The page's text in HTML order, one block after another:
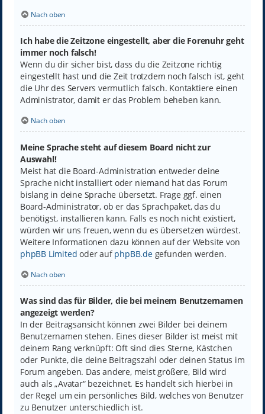
Nach oben
Ich habe die Zeitzone eingestellt, aber die Forenuhr geht
immer noch falsch!
Wenn du dir sicher bist, dass du die Zeitzone richtig
eingestellt hast und die Zeit trotzdem noch falsch ist, geht
die Uhr des Servers vermutlich falsch. Kontaktiere einen
Administrator, damit er das Problem beheben kann.
Nach oben
Meine Sprache steht auf diesem Board nicht zur
Auswahl!
Meist hat die Board-Administration entweder deine
Sprache nicht installiert oder niemand hat das Forum
bislang in deine Sprache übersetzt. Frage ggf. einen
Board-Administrator, ob er das Sprachpaket, das du
benötigst, installieren kann. Falls es noch nicht existiert,
würden wir uns freuen, wenn du es übersetzen würdest.
Weitere Informationen dazu können auf der Website von
phpBB Limited oder aufphpBB.degefunden werden.
Nach oben
Was sind das für Bilder, die bei meinem Benutzernamen
angezeigt werden?
In der Beitragsansicht können zwei Bilder bei deinem
Benutzernamen stehen. Eines dieser Bilder ist meist mit
deinem Rang verknüpft: Oft sind dies Sterne, Kästchen
oder Punkte, die deine Beitragszahl oder deinen Status im
Forum angeben. Das andere, meist größere, Bild wird
auch als „Avatar“ bezeichnet. Es handelt sich hierbei in
der Regel um ein persönliches Bild, welches von Benutzer
zu Benutzer unterschiedlich ist.